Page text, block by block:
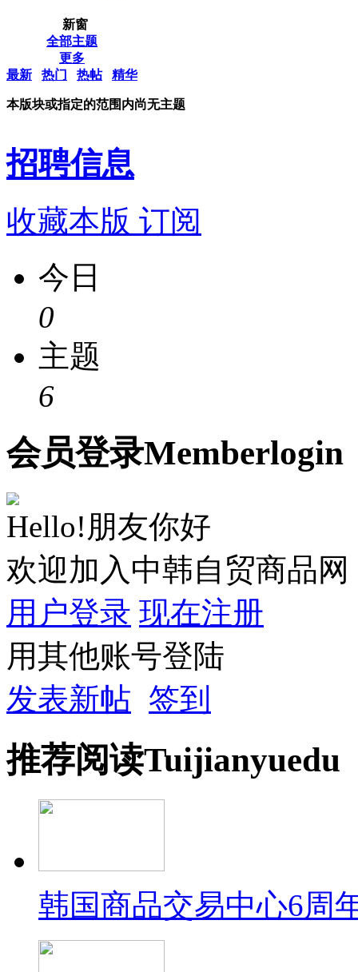
新窗
全部主题
更多
最新
热门 热帖 精华
本版块或指定的范围内尚无主题
招聘信息
收藏本版 订阅
今日
0
主题
6
会员登录Memberlogin
Hello!朋友你好
欢迎加入中韩自贸商品网
用户登录 现在注册
用其他账号登陆
发表新帖 签到
推荐阅读Tuijianyuedu
韩国商品交易中心6周